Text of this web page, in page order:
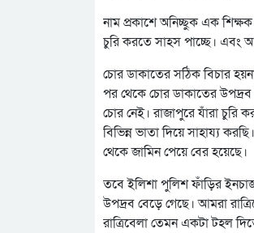
নাম প্রকাশে অনিচ্ছুক এক
চুরি করতে সাহস পাচ্ছে। এবং
চোর ডাকাতের সঠিক বিচার
পর থেকে চোর ডাকাতের উপদ্রব
চোর নেই। রাজাপুরে যাঁরা চুরি
বিভিন্ন ভাতা দিয়ে সাহায্য
থেকে জামিন পেয়ে বের হয়েছে।
তবে ইলিশা পুলিশ ফাঁড়ির
উপদ্রব বেড়ে গেছে। আমরা
রাত্রিবেলা তেমন একটা টহল